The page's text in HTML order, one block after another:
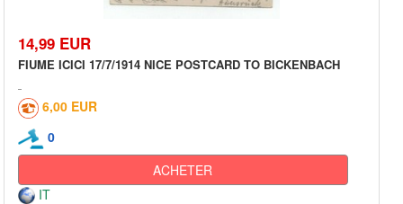
14,99 EUR
FIUME ICICI 17/7/1914 NICE POSTCARD TO BICKENBACH
6,00 EUR
0
ACHETER
IT